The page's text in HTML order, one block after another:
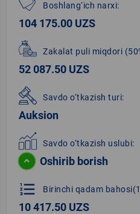
Boshlang‘ich narxi:
104 175.00 UZS
Zakalat puli miqdori
52 087.50 UZS
Savdo o‘tkazish turi:
Auksion
Savdo o‘tkazish uslubi:
Oshirib borish
format_list_numbered Birinchi qadam
10 417.50 UZS